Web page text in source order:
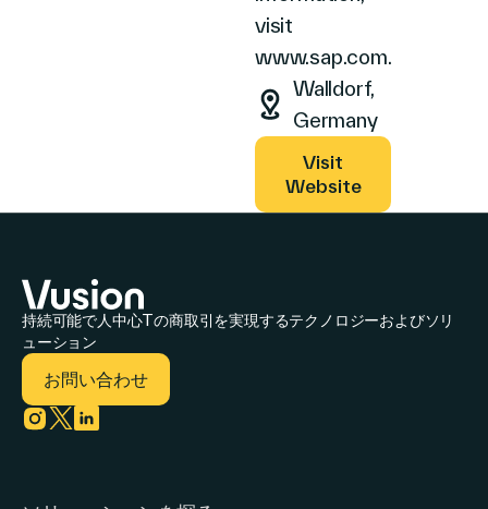
visit
www.sap.com.
Walldorf,
Germany
Visit
Website
持続可能で人中心Tの商取引を実現するテクノロジーおよびソリ
ューション
お問い合わせ